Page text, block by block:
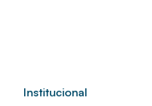
Institucional